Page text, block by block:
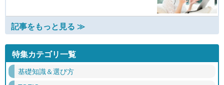
記事をもっと見る ≫
特集カテゴリ一覧
基礎知識＆選び方